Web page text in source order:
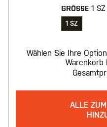
GRÖSSE 1 SZ
1 SZ
Wählen Sie Ihre
Warenkorb
ALLE